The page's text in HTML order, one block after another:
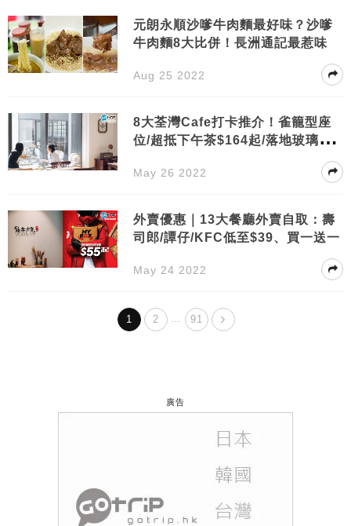
元朗永順沙嗲牛肉麵最好味？沙嗲
牛肉麵8大比併！長洲通記最惹味
Aug 25 2022
8大荃灣Cafe打卡推介！雀籠型座
位/超抵下午茶$164起/落地玻璃Bru
May 26 2022
外賣優惠｜13大餐廳外賣自取：壽
司郎/譚仔/KFC低至$39、買一送一
May 24 2022
1 2 91
廣告